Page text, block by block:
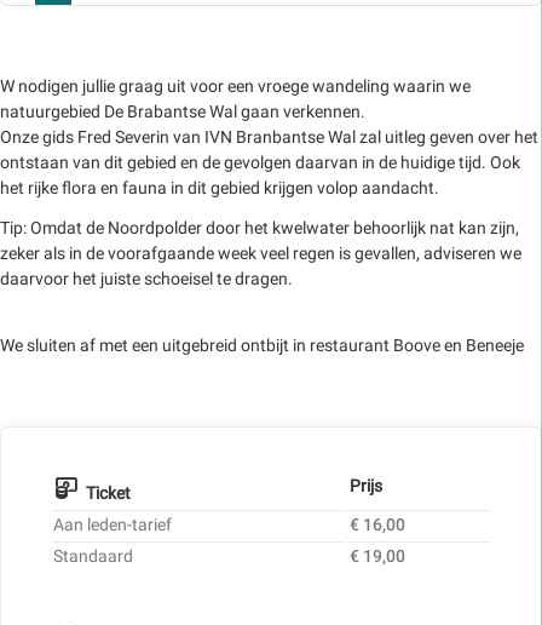
W nodigen jullie graag uit voor een vroege wandeling waarin we
natuurgebied De Brabantse Wal gaan verkennen.
Onze gids Fred Severin van IVN Branbantse Wal zal uitleg geven over het
ontstaan van dit gebied en de gevolgen daarvan in de huidige tijd. Ook
het rijke flora en fauna in dit gebied krijgen volop aandacht.
Tip: Omdat de Noordpolder door het kwelwater behoorlijk nat kan zijn,
zeker als in de voorafgaande week veel regen is gevallen, adviseren we
daarvoor het juiste schoeisel te dragen.
We sluiten af met een uitgebreid ontbijt in restaurant Boove en Beneeje
Ticket
Prijs
Aan leden-tarief
€ 16,00
Standaard
€ 19,00